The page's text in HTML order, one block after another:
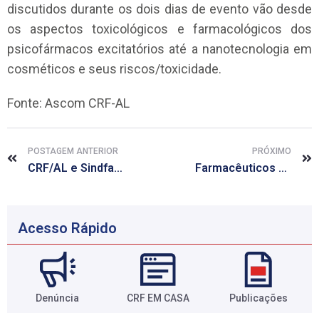
discutidos durante os dois dias de evento vão desde
os aspectos toxicológicos e farmacológicos dos
psicofármacos excitatórios até a nanotecnologia em
cosméticos e seus riscos/toxicidade.
Fonte: Ascom CRF-AL
POSTAGEM ANTERIOR
CRF/AL e Sindfal informam que está aberta inscrições para pós-graduação
PRÓXIMO
Farmacêuticos atendem mais de 190 pessoas em ação de combate e prevenção a hipertensão arterial em Maceió
Acesso Rápido
Denúncia CRF EM CASA Publicações